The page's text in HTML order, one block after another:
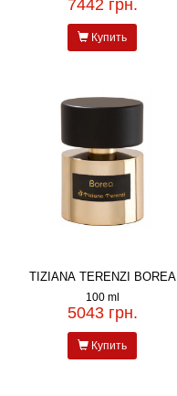
7442 грн.
Купить
TIZIANA TERENZI BOREA
100 ml
5043 грн.
Купить